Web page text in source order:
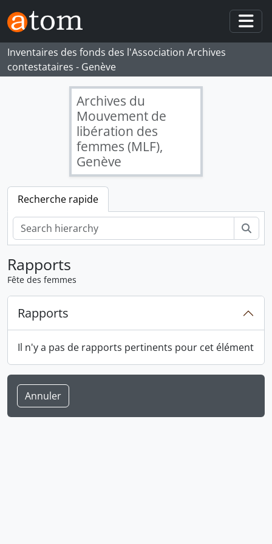
Skip to main content
Inventaires des fonds des l'Association Archives
contestataires - Genève
Archives du
Mouvement de
libération des
femmes (MLF),
Genève
Recherche rapide
Rapports
Fête des femmes
Rapports
Il n'y a pas de rapports pertinents pour cet élément
Annuler